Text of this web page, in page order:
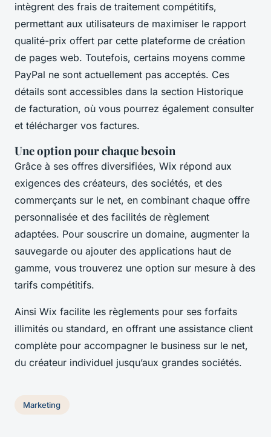
intègrent des frais de traitement compétitifs,
permettant aux utilisateurs de maximiser le rapport
qualité-prix offert par cette plateforme de création
de pages web. Toutefois, certains moyens comme
PayPal ne sont actuellement pas acceptés. Ces
détails sont accessibles dans la section Historique
de facturation, où vous pourrez également consulter
et télécharger vos factures.
Une option pour chaque besoin
Grâce à ses offres diversifiées, Wix répond aux
exigences des créateurs, des sociétés, et des
commerçants sur le net, en combinant chaque offre
personnalisée et des facilités de règlement
adaptées. Pour souscrire un domaine, augmenter la
sauvegarde ou ajouter des applications haut de
gamme, vous trouverez une option sur mesure à des
tarifs compétitifs.
Ainsi Wix facilite les règlements pour ses forfaits
illimités ou standard, en offrant une assistance client
complète pour accompagner le business sur le net,
du créateur individuel jusqu’aux grandes sociétés.
Marketing